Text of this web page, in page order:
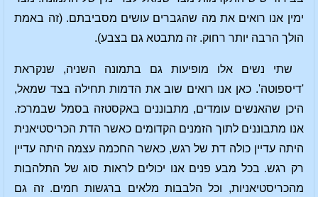
ימין אנו רואים את מה שהגברים עושים מסביבתם. (זה באמת
הולך הרבה יותר רחוק. זה מתבטא גם בצבע).
שתי נשים אלו מופיעות גם בתמונה השניה, שנקראת
'דיספוטה'. כאן אנו רואים שוב את הדמות תחילה בצד שמאל,
היכן שהאנשים עומדים, מתבוננים באקסטזה בסמל שבמרכז.
אנו מתבוננים לתוך הזמנים הקדומים כאשר הדת הכריסטיאנית
היתה עדיין כולה דת של רגש, כאשר החכמה עצמה היתה עדיין
רק רגש. בכל מבע פנים אנו יכולים לראות סוג של התלהבות
מהכריסטיאניות, וכל הלבבות מלאים ברגשות חמים. זה גם